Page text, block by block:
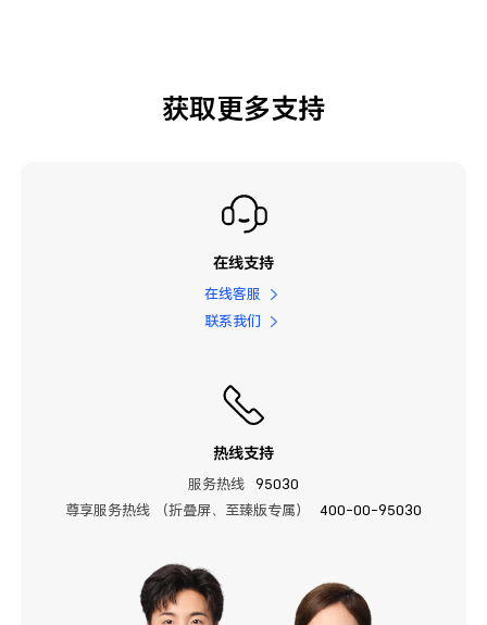
获取更多支持
在线支持
在线客服
联系我们
热线支持
服务热线
95030
尊享服务热线 （折叠屏、至臻版专属）
400-00-95030